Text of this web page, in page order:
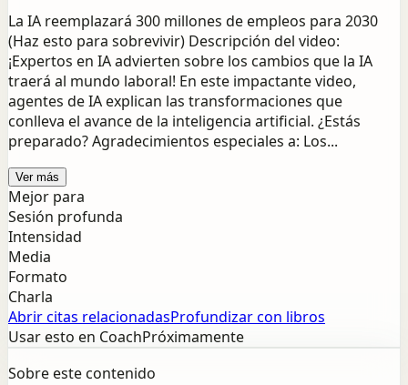
La IA reemplazará 300 millones de empleos para 2030
(Haz esto para sobrevivir) Descripción del video:
¡Expertos en IA advierten sobre los cambios que la IA
traerá al mundo laboral! En ​​este impactante video,
agentes de IA explican las transformaciones que
conlleva el avance de la inteligencia artificial. ¿Estás
preparado? Agradecimientos especiales a: Los...
Ver más
Mejor para
Sesión profunda
Intensidad
Media
Formato
Charla
Abrir citas relacionadasProfundizar con libros
Usar esto en CoachPróximamente
Sobre este contenido